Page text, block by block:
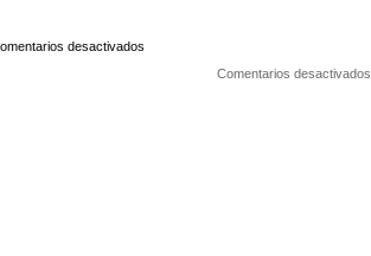
desactivados
Comentarios desactivados